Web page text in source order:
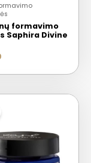
formavimo
Saphira Divine